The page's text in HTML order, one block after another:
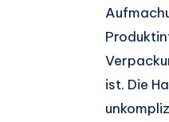
ist. Die